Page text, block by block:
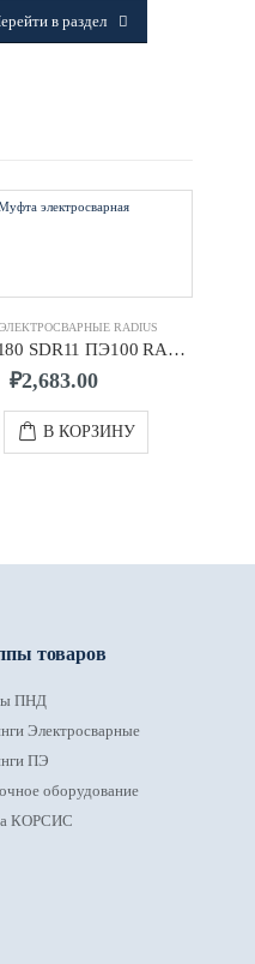
в раздел
RADIUS
Муфта д.0180 SDR11 ПЭ100 RADIUS
₽2,683.00
В КОРЗИНУ
товаров
ПНД
Электросварные
ПЭ
оборудование
КОРСИС